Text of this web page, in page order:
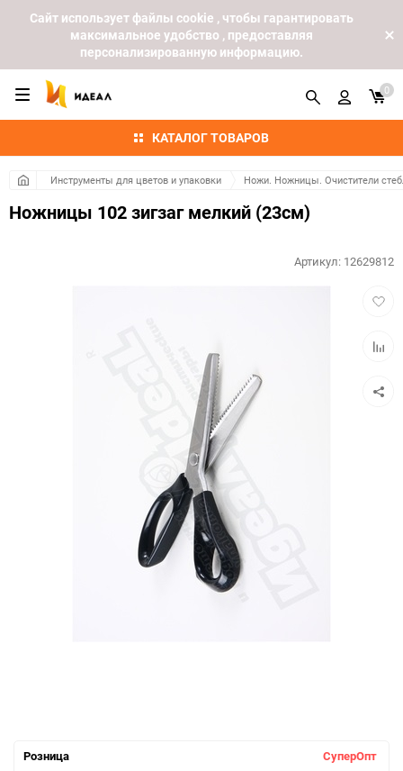
Cайт использует файлы cookie , чтобы гарантировать
максимальное удобство , предоставляя
персонализированную информацию.
КАТАЛОГ ТОВАРОВ
0
Инструменты для цветов и упаковки Ножи. Ножницы. Очистители
Ножницы 102 зигзаг мелкий (23см)
Артикул: 12629812
Розница СуперОпт